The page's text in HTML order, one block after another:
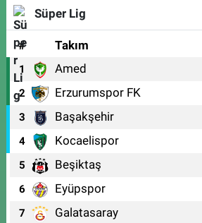
Süper Lig
# Takım
1 Amed
2 Erzurumspor FK
3 Başakşehir
4 Kocaelispor
5 Beşiktaş
6 Eyüpspor
7 Galatasaray